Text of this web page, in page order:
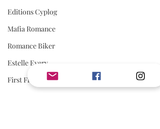
Editions Cyplog
Mafia Romance
Romance Biker
Estelle Every
First Flight Editions